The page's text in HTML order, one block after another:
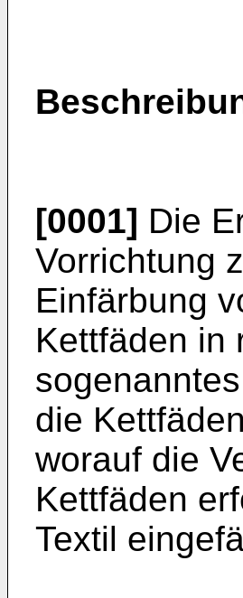
[0001] Die
Vorrichtung
Einfärbung
Kettfäden in
die
worauf die
Kettfäden
Textil